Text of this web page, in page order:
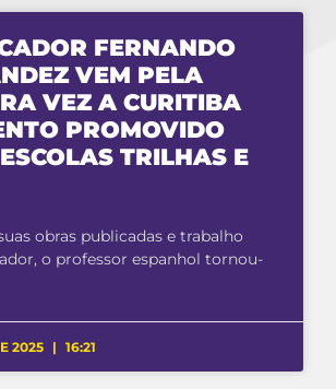
FERNANDO
VEM PELA
VEZ A CURITIBA
PROMOVIDO
TRILHAS E
obras publicadas e trabalho
o professor espanhol tornou-
2025 16:21